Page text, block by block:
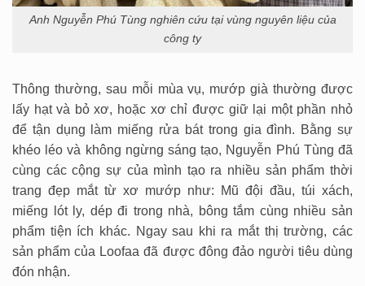
Anh Nguyễn Phú Tùng nghiên cứu tại vùng nguyên liệu của
công ty
Thông thường, sau mỗi mùa vụ, mướp già thường được
lấy hạt và bỏ xơ, hoặc xơ chỉ được giữ lại một phần nhỏ
để tận dụng làm miếng rửa bát trong gia đình. Bằng sự
khéo léo và không ngừng sáng tạo, Nguyễn Phú Tùng đã
cùng các cộng sự của mình tạo ra nhiều sản phẩm thời
trang đẹp mắt từ xơ mướp như: Mũ đội đầu, túi xách,
miếng lót ly, dép đi trong nhà, bông tắm cùng nhiều sản
phẩm tiện ích khác. Ngay sau khi ra mắt thị trường, các
sản phẩm của Loofaa đã được đông đảo người tiêu dùng
đón nhận.